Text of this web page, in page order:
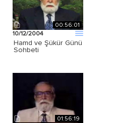
00:56:01
10/12/2004
Hamd ve Şükür Günü
Sohbeti
01:56:19